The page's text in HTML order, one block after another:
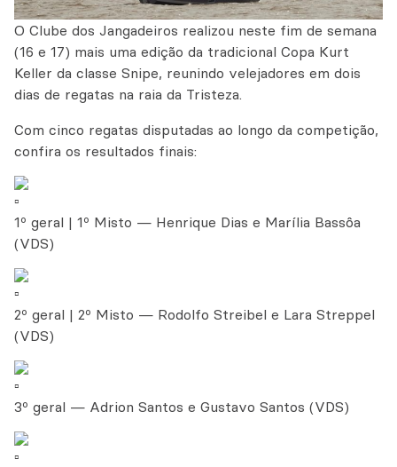
O Clube dos Jangadeiros realizou neste fim de semana
(16 e 17) mais uma edição da tradicional Copa Kurt
Keller da classe Snipe, reunindo velejadores em dois
dias de regatas na raia da Tristeza.
Com cinco regatas disputadas ao longo da competição,
confira os resultados finais:
1º geral | 1º Misto — Henrique Dias e Marília Bassôa
(VDS)
2º geral | 2º Misto — Rodolfo Streibel e Lara Streppel
(VDS)
3º geral — Adrion Santos e Gustavo Santos (VDS)